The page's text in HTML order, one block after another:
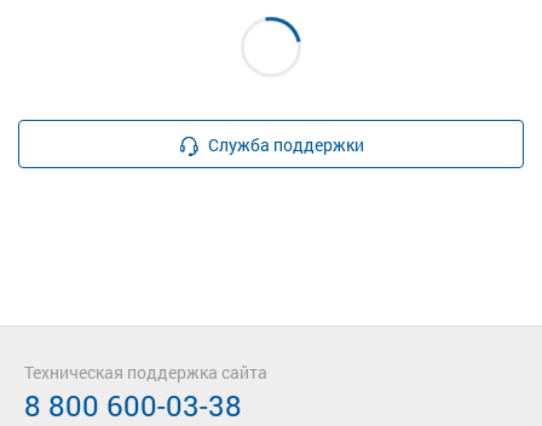
Служба поддержки
Техническая поддержка сайта
8 800 600-03-38